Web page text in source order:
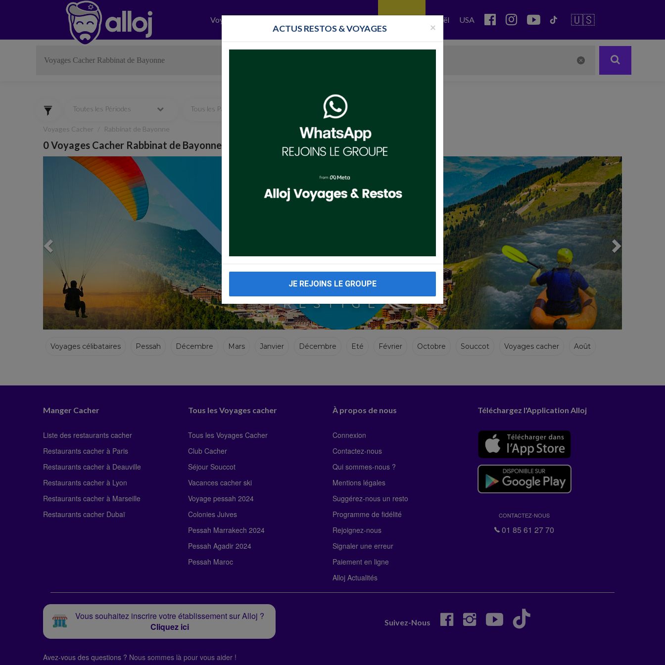
Voyages Israël USA 🇺🇸
Toutes les Périodes Tous les Pays Toutes les surveillances
Voyages Cacher Rabbinat de Bayonne
0 Voyages Cacher Rabbinat de Bayonne
Previous
Next
Voyages célibataires Pessah Décembre Mars Janvier Décembre Eté Février Octobre Souccot Voyages cacher Août
Manger Cacher
Liste des restaurants cacher
Restaurants cacher à Paris
Restaurants cacher à Deauville
Restaurants cacher à Lyon
Restaurants cacher à Marseille
Restaurants cacher Dubaï
Tous les Voyages cacher
Tous les Voyages Cacher
Club Cacher
Séjour Souccot
Vacances cacher ski
Voyage pessah 2024
Colonies Juives
Pessah Marrakech 2024
Pessah Agadir 2024
Pessah Maroc
À propos de nous
Connexion
Contactez-nous
Qui sommes-nous ?
Mentions légales
Suggérez-nous un resto
Programme de fidélité
Rejoignez-nous
Signaler une erreur
Paiement en ligne
Alloj Actualités
Téléchargez l'Application Alloj
CONTACTEZ-NOUS
01 85 61 27 70
Vous souhaitez inscrire votre établissement sur Alloj ?
Cliquez ici
Suivez-Nous
Avez-vous des questions ? Nous sommes là pour vous aider !
×
ACTUS RESTOS & VOYAGES
JE REJOINS LE GROUPE